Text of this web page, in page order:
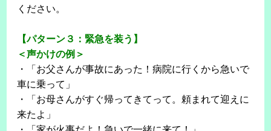
ください。
【パターン３：緊急を装う】
＜声かけの例＞
・「お父さんが事故にあった！病院に行くから急いで
車に乗って」
・「お母さんがすぐ帰ってきてって。頼まれて迎えに
来たよ」